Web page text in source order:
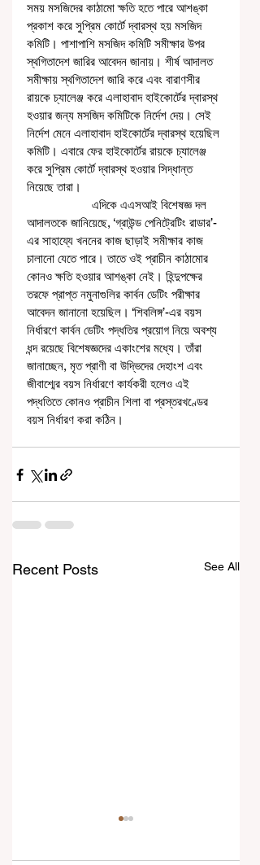
সময় মসজিদের কাঠামো ক্ষতি হতে পারে আশঙ্কা
প্রকাশ করে সুপ্রিম কোর্টে দ্বারস্থ হয় মসজিদ
কমিটি। পাশাপাশি মসজিদ কমিটি সমীক্ষার উপর
স্থগিতাদেশ জারির আবেদন জানায়। শীর্ষ আদালত
সমীক্ষায় স্থগিতাদেশ জারি করে এবং বারাণসীর
রায়কে চ্যালেঞ্জ করে এলাহাবাদ হাইকোর্টের দ্বারস্থ
হওয়ার জন্য মসজিদ কমিটিকে নির্দেশ দেয়। সেই
নির্দেশ মেনে এলাহাবাদ হাইকোর্টের দ্বারস্থ হয়েছিল
কমিটি। এবারে ফের হাইকোর্টের রায়কে চ্যালেঞ্জ
করে সুপ্রিম কোর্টে দ্বারস্থ হওয়ার সিদ্ধান্ত
নিয়েছে তারা।
আদালতকে জানিয়েছে, ‘গ্রাউন্ড পেনিট্রেটিং রাডার’-
এর সাহায্যে খননের কাজ ছাড়াই সমীক্ষার কাজ
চালানো যেতে পারে। তাতে ওই প্রাচীন কাঠামোর
কোনও ক্ষতি হওয়ার আশঙ্কা নেই। হিন্দুপক্ষের
তরফে প্রাপ্ত নমুনাগুলির কার্বন ডেটিং পরীক্ষার
আবেদন জানানো হয়েছিল। ‘শিবলিঙ্গ’-এর বয়স
নির্ধারণে কার্বন ডেটিং পদ্ধতির প্রয়োগ নিয়ে অবশ্য
ধন্দ রয়েছে বিশেষজ্ঞদের একাংশের মধ্যে। তাঁরা
জানাচ্ছেন, মৃত প্রাণী বা উদ্ভিদের দেহাংশ এবং
জীবাশ্মের বয়স নির্ধারণে কার্যকরী হলেও এই
পদ্ধতিতে কোনও প্রাচীন শিলা বা প্রস্তরখণ্ডের
বয়স নির্ধারণ করা কঠিন।
Recent Posts See All